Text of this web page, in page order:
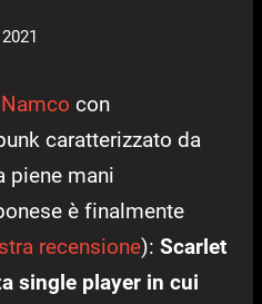
con
caratterizzato da
piene mani
è finalmente
recensione): Scarlet
single player in cui